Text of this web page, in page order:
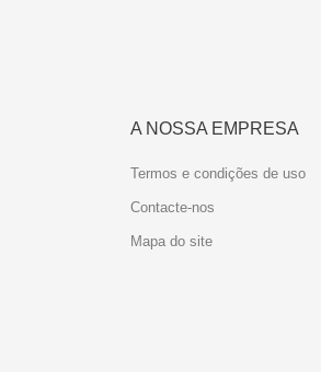
A NOSSA EMPRESA
Termos e condições de uso
Contacte-nos
Mapa do site